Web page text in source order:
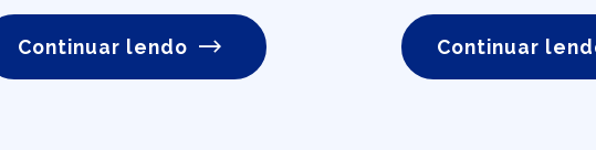
Continuar lendo Continuar